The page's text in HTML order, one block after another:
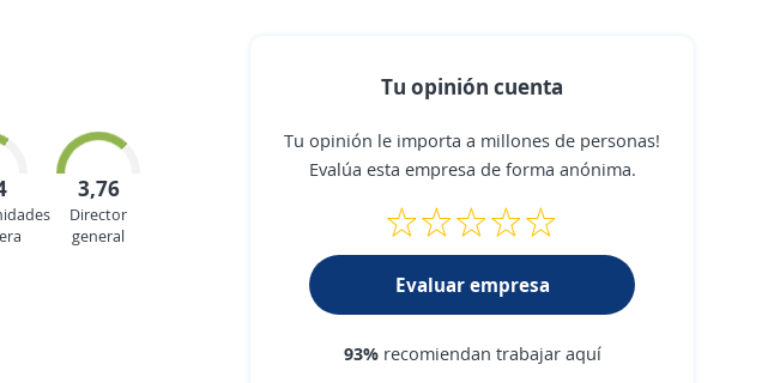
3,76
Director
general
Tu opinión cuenta
Tu opinión le importa a millones de personas!
Evalúa esta empresa de forma anónima.
Evaluar empresa
93%recomiendan trabajar aquí